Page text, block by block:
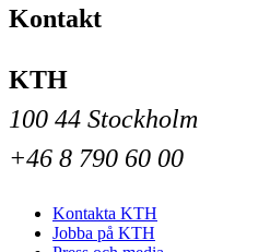
Kontakt
KTH
100 44 Stockholm
+46 8 790 60 00
Kontakta KTH
Jobba på KTH